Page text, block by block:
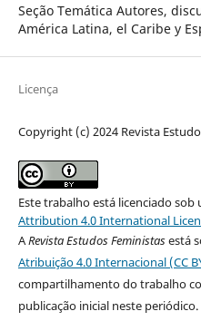
Seção Temática Autores,
América Latina, el Caribe y
Licença
Copyright (c) 2024 Revista
Este trabalho está licenciado sob
Attribution 4.0 International
ARevista Estudos Feministasestá
Atribuição 4.0 Internacional (CC
compartilhamento do trabalho
publicação inicial neste periódico.